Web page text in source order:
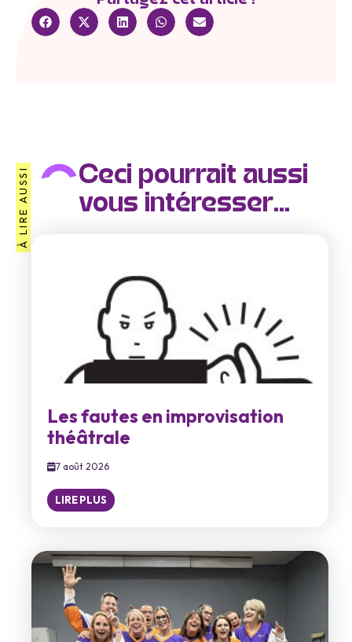
À LIRE AUSSI
Ceci pourrait aussi
vous intéresser...
Les fautes en improvisation
théâtrale
7 août 2026
LIRE PLUS